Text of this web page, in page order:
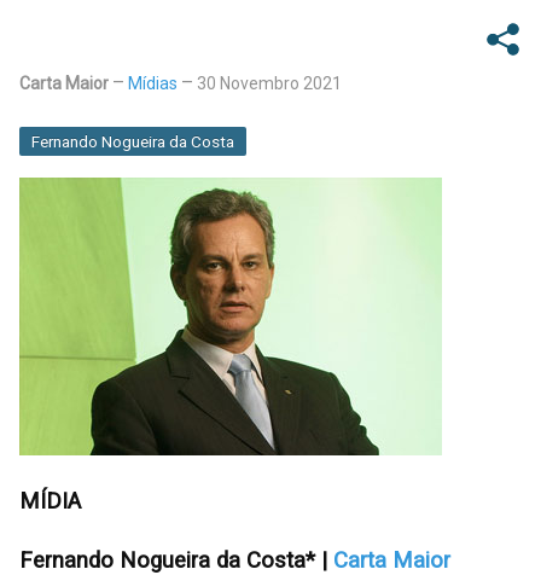
Carta Maior Mídias 30 Novembro 2021
Fernando Nogueira da Costa
MÍDIA
Fernando Nogueira da Costa* | Carta Maior